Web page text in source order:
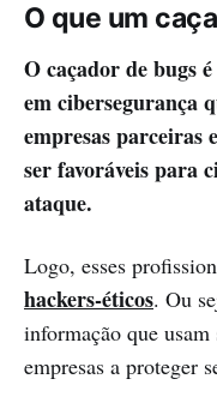
O que um
O caçador de bugs
em cibersegurança
empresas parceiras
ser favoráveis para
ataque.
Logo, esses
hackers-éticos. Ou
informação que
empresas a proteger